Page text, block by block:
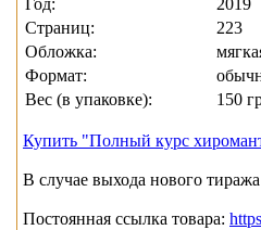
Год:
2019
Страниц:
223
Обложка:
Формат:
Вес (в упаковке):
150
Купить "Полный курс
В случае выхода нового
Постоянная ссылка товара: